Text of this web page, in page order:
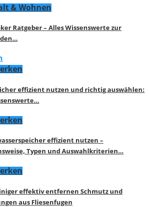
& Wohnen
Ratgeber – Alles Wissenswerte zur
effizient nutzen und richtig auswählen:
effizient nutzen –
Typen und Auswahlkriterien…
effektiv entfernen Schmutz und
aus Fliesenfugen